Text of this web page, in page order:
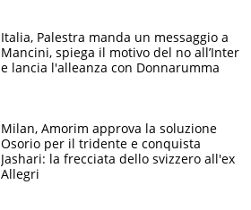
Italia, Palestra manda un messaggio a
Mancini, spiega il motivo del no all’Inter
e lancia l'alleanza con Donnarumma
Milan, Amorim approva la soluzione
Osorio per il tridente e conquista
Jashari: la frecciata dello svizzero all'ex
Allegri